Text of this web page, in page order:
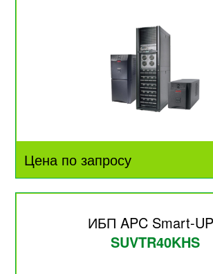
Цена по запросу
ИБП APC Smart-
SUVTR40KHS